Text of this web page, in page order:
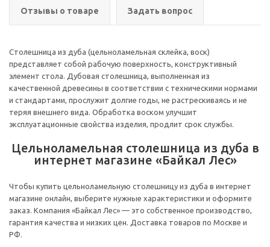
Отзывы о товаре Задать вопрос
Столешница из дуба (цельноламельная склейка, воск)
представляет собой рабочую поверхность, конструктивный
элемент стола. Дубовая столешница, выполненная из
качественной древесины в соответствии с техническими нормами
и стандартами, прослужит долгие годы, не растрескиваясь и не
теряя внешнего вида. Обработка воском улучшит
эксплуатационные свойства изделия, продлит срок службы.
Цельноламельная столешница из дуба в
интернет магазине «Байкал Лес»
Чтобы купить цельноламельную столешницу из дуба в интернет
магазине онлайн, выберите нужные характеристики и оформите
заказ. Компания «Байкал Лес» — это собственное производство,
гарантия качества и низких цен. Доставка товаров по Москве и
РФ.